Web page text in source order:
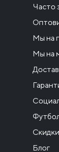
Часто
Мы на
Мы на
Скидки
Блог